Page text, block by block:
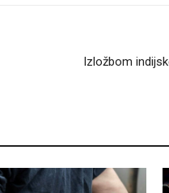
Izložbom